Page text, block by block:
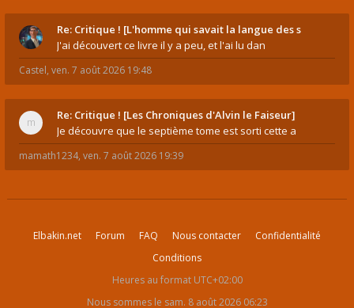
Re: Critique ! [L'homme qui savait la langue des s
J'ai découvert ce livre il y a peu, et l'ai lu dan
Castel, ven. 7 août 2026 19:48
Re: Critique ! [Les Chroniques d'Alvin le Faiseur]
Je découvre que le septième tome est sorti cette a
mamath1234, ven. 7 août 2026 19:39
Elbakin.net Forum FAQ Nous contacter
Confidentialité
Conditions
Heures au format UTC+02:00
Nous sommes le sam. 8 août 2026 06:23